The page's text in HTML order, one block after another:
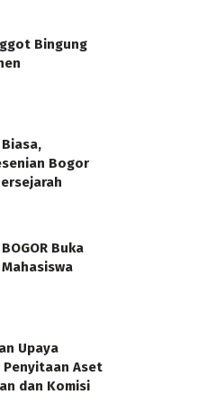
Bingung
Bogor
Buka
Upaya
Aset
dan Komisi